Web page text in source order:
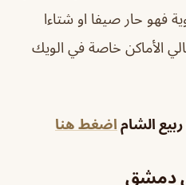
فهو حار صيفا او شتاءا
الأماكن خاصة في الويك
الشام اضغط هنا
دمشق